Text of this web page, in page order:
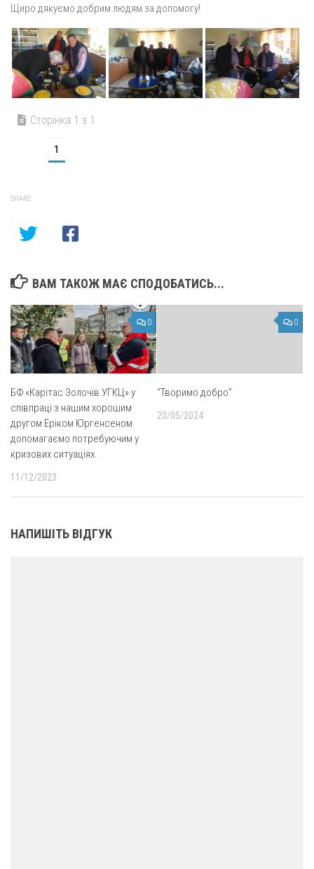
Щиро дякуємо добрим людям за допомогу!
Сторінка 1 з 1
1
SHARE
ВАМ ТАКОЖ МАЄ СПОДОБАТИСЬ...
0
БФ «Карітас Золочів УГКЦ» у
співпраці з нашим хорошим
другом Еріком Юргенсеном
допомагаємо потребуючим у
кризових ситуаціях.
11/12/2023
0
“Творимо добро”
20/05/2024
НАПИШІТЬ ВІДГУК